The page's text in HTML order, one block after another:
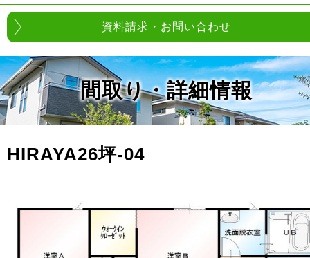
資料請求・お問い合わせ
間取り・詳細情報
HIRAYA26坪-04